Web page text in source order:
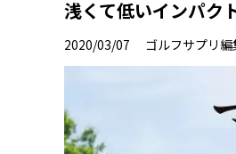
浅くて低いインパク
2020/03/07 ゴルフサプリ編